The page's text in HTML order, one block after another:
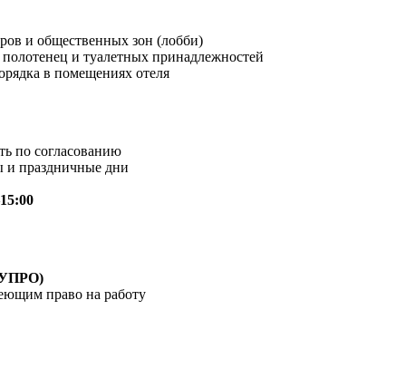
и общественных зон (лобби)
полотенец и туалетных принадлежностей
в помещениях отеля
по согласованию
и праздничные дни
право на работу